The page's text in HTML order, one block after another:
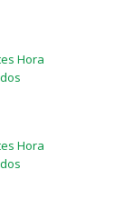
Hora
Hora